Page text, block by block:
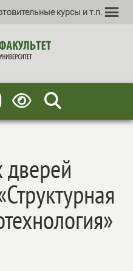
курсы и т.п.